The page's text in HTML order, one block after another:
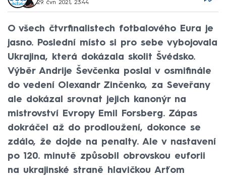
29. čvn 2021, 23:44
O všech čtvrfinalistech fotbalového Eura je
jasno. Poslední místo si pro sebe vybojovala
Ukrajina, která dokázala skolit Švédsko.
Výběr Andrije Ševčenka poslal v osmifinále
do vedení Olexandr Zinčenko, za Seveřany
ale dokázal srovnat jejich kanonýr na
mistrovství Evropy Emil Forsberg. Zápas
dokráčel až do prodloužení, dokonce se
zdálo, že dojde na penalty. Ale v nastavení
po 120. minutě způsobil obrovskou euforii
na ukrajinské straně hlavičkou Arťom